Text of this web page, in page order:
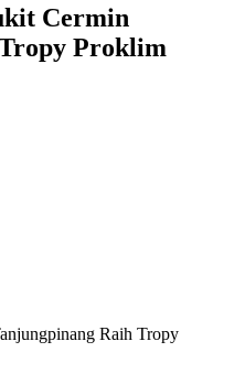
Cermin
Proklim
Raih Tropy